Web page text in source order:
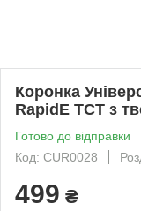
Коронка
RapidE TCT з
Готово до відправки
Код: CUR0028
499 ₴